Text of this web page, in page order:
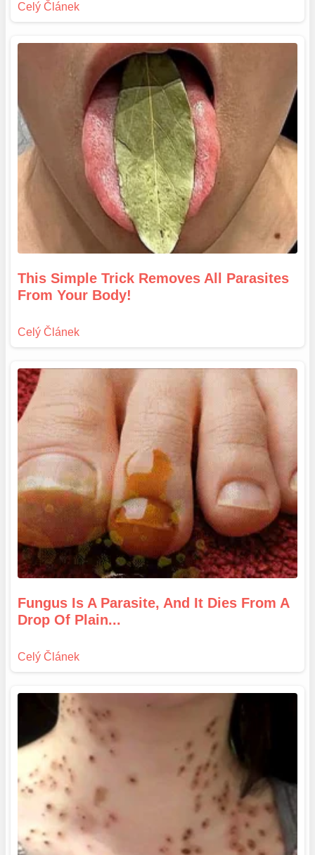
This Simple Trick Removes All Parasites
From Your Body!
Fungus Is A Parasite, And It Dies From A
Drop Of Plain...